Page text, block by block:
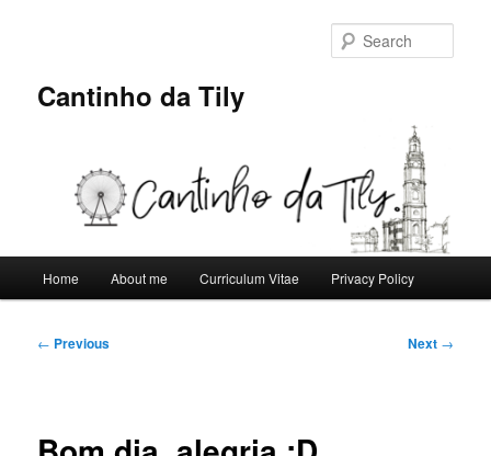
Cantinho da Tily
Home About me Curriculum Vitae Privacy Policy
Post
← Previous Next →